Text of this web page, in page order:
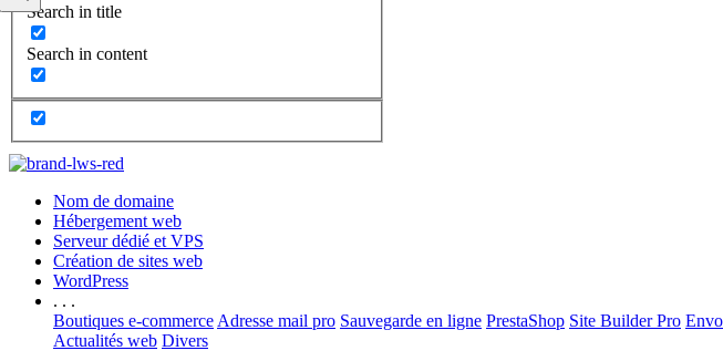
Search in title
Search in content
Nom de domaine
Hébergement web
Serveur dédié et VPS
Création de sites web
WordPress
. . .
Boutiques e-commerce Adresse mail pro Sauvegarde en ligne PrestaShop Site Builder Pro
Actualités web Divers